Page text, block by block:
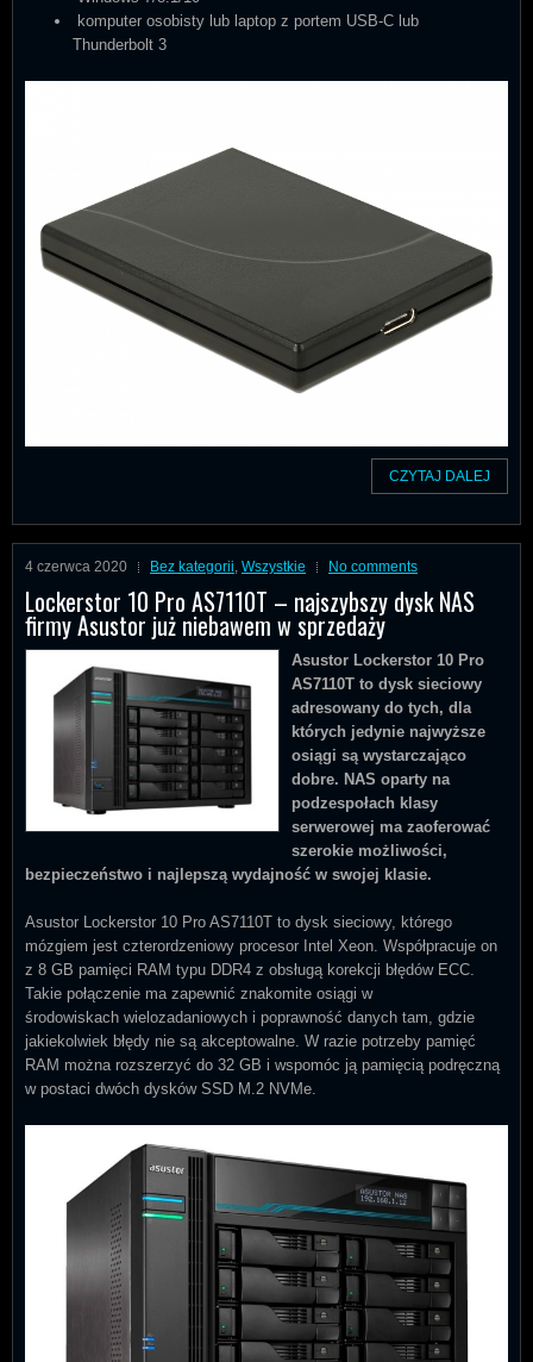
komputer osobisty lub laptop z portem USB-C lub
Thunderbolt 3
CZYTAJ DALEJ
4 czerwca 2020 Bez kategorii, Wszystkie No comments
Lockerstor 10 Pro AS7110T – najszybszy dysk NAS
firmy Asustor już niebawem w sprzedaży
Asustor Lockerstor 10 Pro
AS7110T to dysk sieciowy
adresowany do tych, dla
których jedynie najwyższe
osiągi są wystarczająco
dobre. NAS oparty na
podzespołach klasy
serwerowej ma zaoferować
szerokie możliwości,
bezpieczeństwo i najlepszą wydajność w swojej klasie.
Asustor Lockerstor 10 Pro AS7110T to dysk sieciowy, którego
mózgiem jest czterordzeniowy procesor Intel Xeon. Współpracuje on
z 8 GB pamięci RAM typu DDR4 z obsługą korekcji błędów ECC.
Takie połączenie ma zapewnić znakomite osiągi w
środowiskach wielozadaniowych i poprawność danych tam, gdzie
jakiekolwiek błędy nie są akceptowalne. W razie potrzeby pamięć
RAM można rozszerzyć do 32 GB i wspomóc ją pamięcią podręczną
w postaci dwóch dysków SSD M.2 NVMe.